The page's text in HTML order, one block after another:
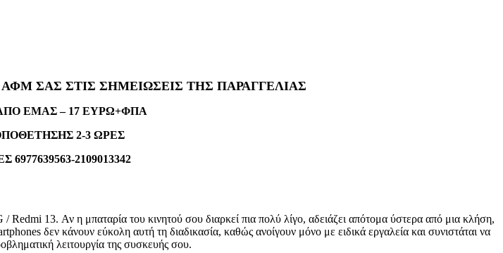
ΣΑΣ ΣΤΙΣ ΣΗΜΕΙΩΣΕΙΣ ΤΗΣ ΠΑΡΑΓΓΕΛΙΑΣ
ΕΜΑΣ – 17 ΕΥΡΩ+ΦΠΑ
2-3 ΩΡΕΣ
2109013342
13. Αν η μπαταρία του κινητού σου διαρκεί πια πολύ λίγο, αδειάζει απότομα ύστερα από μια κλήση,
δεν κάνουν εύκολη αυτή τη διαδικασία, καθώς ανοίγουν μόνο με ειδικά εργαλεία και συνιστάται να
λειτουργία της συσκευής σου.